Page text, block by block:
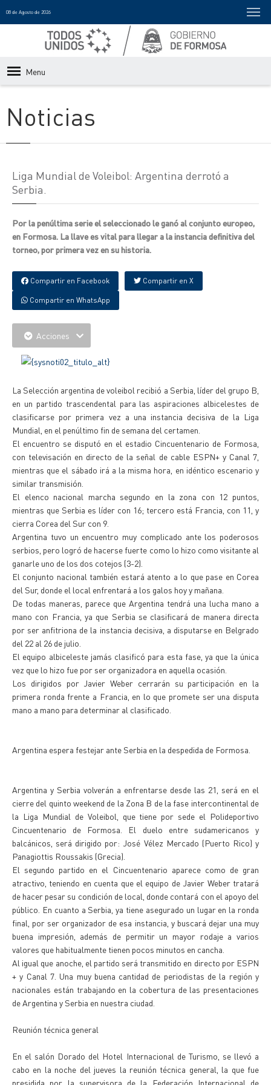
08 de Agosto de 2026
Menu
Noticias
Liga Mundial de Voleibol: Argentina derrotó a
Serbia.
Por la penúltima serie el seleccionado le ganó al conjunto europeo,
en Formosa. La llave es vital para llegar a la instancia definitiva del
torneo, por primera vez en su historia.
Compartir en Facebook Compartir en X
Compartir en WhatsApp
Acciones
La Selección argentina de voleibol recibió a Serbia, líder del grupo B,
en un partido trascendental para las aspiraciones albicelestes de
clasificarse por primera vez a una instancia decisiva de la Liga
Mundial, en el penúltimo fin de semana del certamen.
El encuentro se disputó en el estadio Cincuentenario de Formosa,
con televisación en directo de la señal de cable ESPN+ y Canal 7,
mientras que el sábado irá a la misma hora, en idéntico escenario y
similar transmisión.
El elenco nacional marcha segundo en la zona con 12 puntos,
mientras que Serbia es líder con 16; tercero está Francia, con 11, y
cierra Corea del Sur con 9.
Argentina tuvo un encuentro muy complicado ante los poderosos
serbios, pero logró de hacerse fuerte como lo hizo como visitante al
ganarle uno de los dos cotejos (3-2).
El conjunto nacional también estará atento a lo que pase en Corea
del Sur, donde el local enfrentará a los galos hoy y mañana.
De todas maneras, parece que Argentina tendrá una lucha mano a
mano con Francia, ya que Serbia se clasificará de manera directa
por ser anfitriona de la instancia decisiva, a disputarse en Belgrado
del 22 al 26 de julio.
El equipo albiceleste jamás clasificó para esta fase, ya que la única
vez que lo hizo fue por ser organizadora en aquella ocasión.
Los dirigidos por Javier Weber cerrarán su participación en la
primera ronda frente a Francia, en lo que promete ser una disputa
mano a mano para determinar al clasificado.
Argentina espera festejar ante Serbia en la despedida de Formosa.
Argentina y Serbia volverán a enfrentarse desde las 21, será en el
cierre del quinto weekend de la Zona B de la fase intercontinental de
la Liga Mundial de Voleibol, que tiene por sede el Polideportivo
Cincuentenario de Formosa. El duelo entre sudamericanos y
balcánicos, será dirigido por: José Vélez Mercado (Puerto Rico) y
Panagiottis Roussakis (Grecia).
El segundo partido en el Cincuentenario aparece como de gran
atractivo, teniendo en cuenta que el equipo de Javier Weber tratará
de hacer pesar su condición de local, donde contará con el apoyo del
público. En cuanto a Serbia, ya tiene asegurado un lugar en la ronda
final, por ser organizador de esa instancia, y buscará dejar una muy
buena impresión, además de permitir un mayor rodaje a varios
valores que habitualmente tienen pocos minutos en cancha.
Al igual que anoche, el partido será transmitido en directo por ESPN
+ y Canal 7. Una muy buena cantidad de periodistas de la región y
nacionales están trabajando en la cobertura de las presentaciones
de Argentina y Serbia en nuestra ciudad.
Reunión técnica general
En el salón Dorado del Hotel Internacional de Turismo, se llevó a
cabo en la noche del jueves la reunión técnica general, la que fue
presidida por la supervisora de la Federación Internacional de